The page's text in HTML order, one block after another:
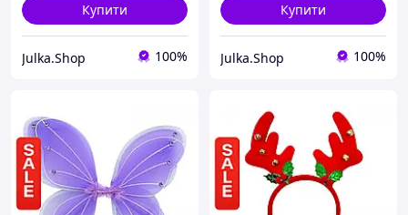
Купити
Julka.Shop 100%
Купити
Julka.Shop 100%